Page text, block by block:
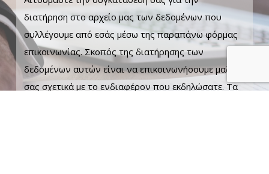
διατήρηση στο αρχείο μας των δεδομένων που
συλλέγουμε από εσάς μέσω της παραπάνω φόρμας
επικοινωνίας. Σκοπός της διατήρησης των
δεδομένων αυτών είναι να επικοινωνήσουμε μαζί
σας σχετικά με το ενδιαφέρον που εκδηλώσατε. Τα